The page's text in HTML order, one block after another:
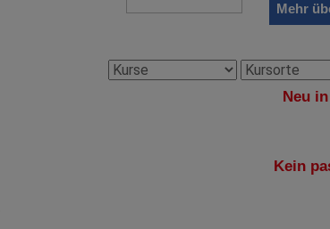
Mehr
Neu
Kein